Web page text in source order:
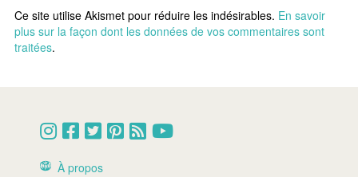
Ce site utilise Akismet pour réduire les indésirables. En savoir
plus sur la façon dont les données de vos commentaires sont
traitées.
À propos